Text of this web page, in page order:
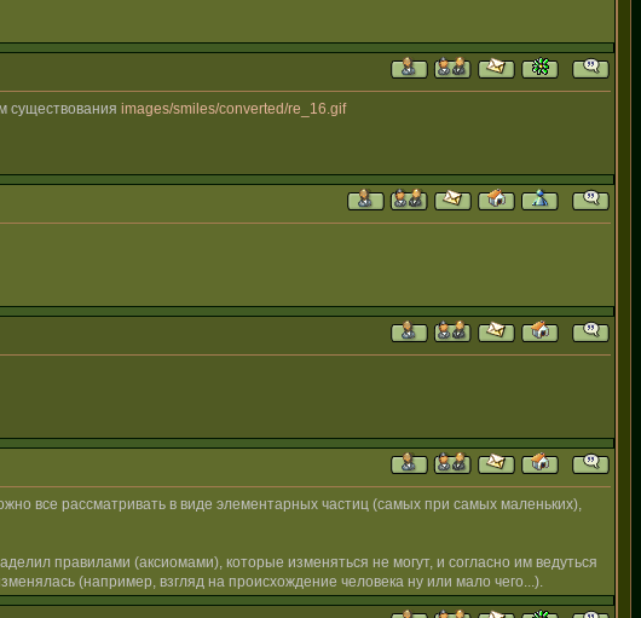
существования images/smiles/converted/re_16.gif
все рассматривать в виде элементарных частиц (самых при самых маленьких),
правилами (аксиомами), которые изменяться не могут, и согласно им ведуться
(например, взгляд на происхождение человека ну или мало чего...).